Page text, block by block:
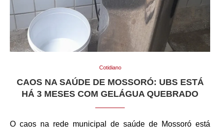
Cotidiano
CAOS NA SAÚDE DE MOSSORÓ: UBS ESTÁ
HÁ 3 MESES COM GELÁGUA QUEBRADO
O caos na rede municipal de saúde de Mossoró está